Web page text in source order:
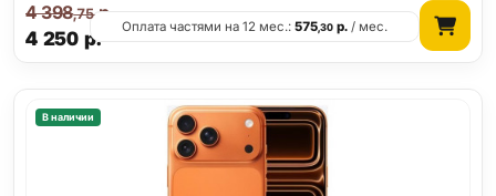
4 250 р.
4 398,75р.
Оплата частями на 12 мес.:575,30 р. / мес.
В наличии